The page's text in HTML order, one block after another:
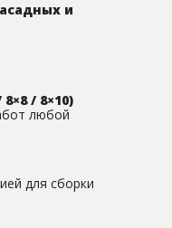
и
/ 8×10)
любой
для сборки